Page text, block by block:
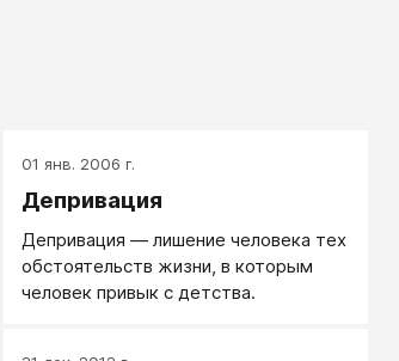
01 янв. 2006 г.
Депривация
Депривация — лишение человека тех
обстоятельств жизни, в которым
человек привык с детства.